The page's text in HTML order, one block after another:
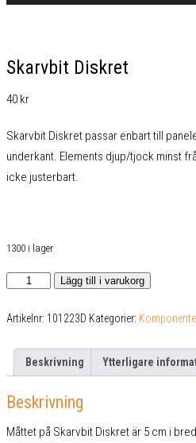
Skarvbit Diskret
40 kr
Skarvbit Diskret passar enbart till
underkant. Elements djup/tjock minst
icke justerbart.
1300 i lager
Skarvbit
Lägg till i varukorg
Artikelnr: 101223D Kategorier:
Beskrivning Ytterligare
Beskrivning
Måttet på Skarvbit Diskret är 5 cm i